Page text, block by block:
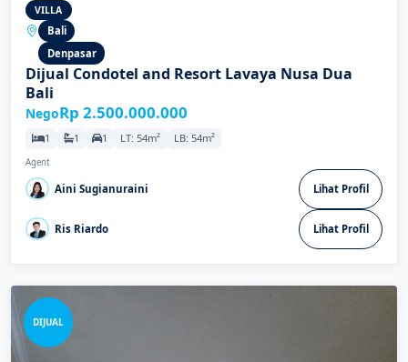
VILLA
Bali
Denpasar
Dijual Condotel and Resort Lavaya Nusa Dua
Bali
NegoRp 2.500.000.000
1 1 1 LT: 54m² LB: 54m²
Agent
Aini Sugianuraini Lihat Profil
Ris Riardo Lihat Profil
DIJUAL